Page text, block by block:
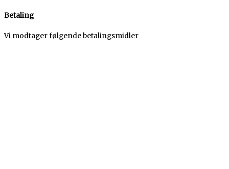
Betaling
Vi modtager følgende betalingsmidler